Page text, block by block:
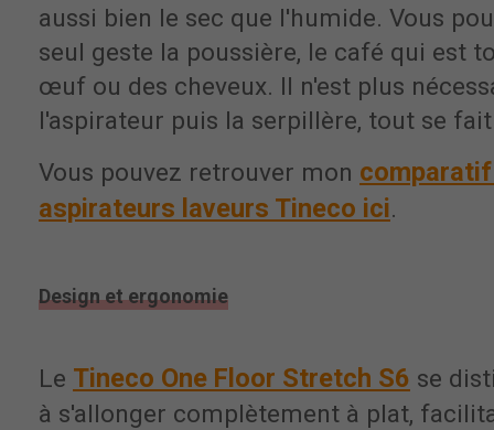
aussi bien le sec que l'humide. Vous
seul geste la poussière, le café qui est
œuf ou des cheveux. Il n'est plus
l'aspirateur puis la serpillère, tout se
Vous pouvez retrouver mon
aspirateurs laveurs Tineco ici.
Design et ergonomie
Le Tineco One Floor Stretch S6 se
à s'allonger complètement à plat,